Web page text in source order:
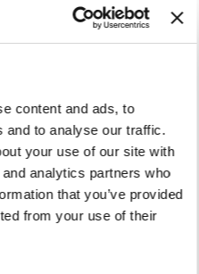
content and ads, to
and to analyse our traffic.
your use of our site with
analytics partners who
that you’ve provided
from your use of their
99,00 €
In den Warenkorb